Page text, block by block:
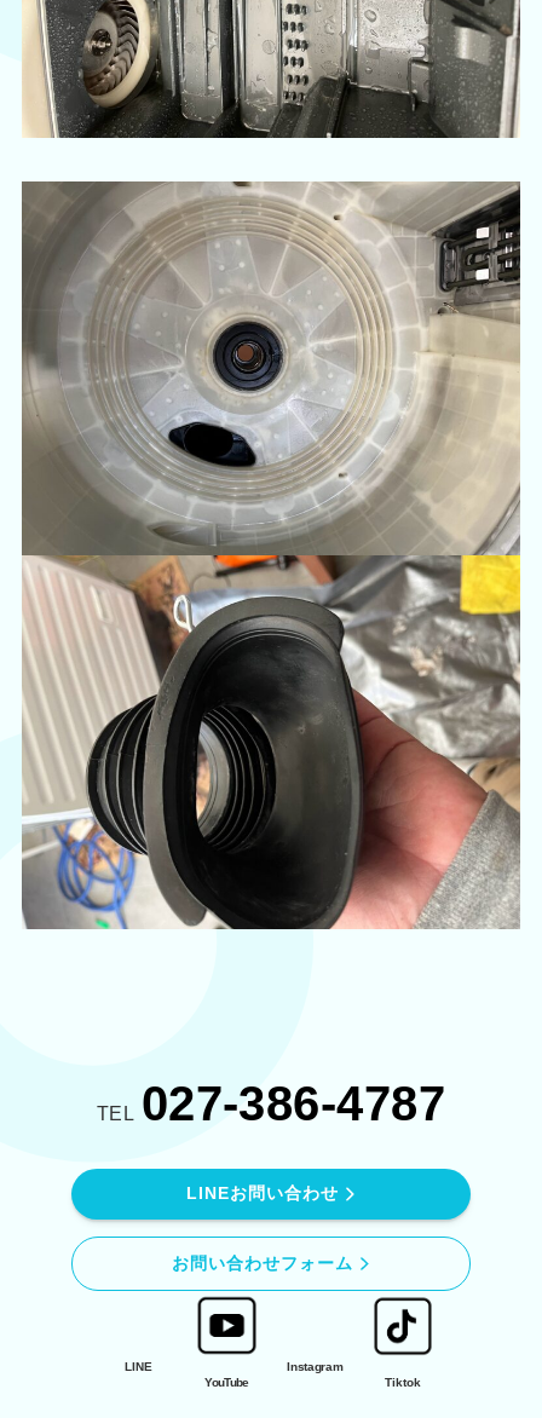
TEL 027-386-4787
LINEお問い合わせ
お問い合わせフォーム
LINE
YouTube
Instagram
Tiktok